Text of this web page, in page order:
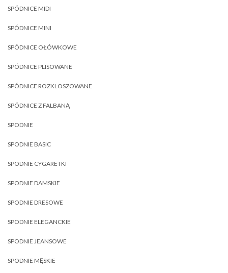
SPÓDNICE MIDI
SPÓDNICE MINI
SPÓDNICE OŁÓWKOWE
SPÓDNICE PLISOWANE
SPÓDNICE ROZKLOSZOWANE
SPÓDNICE Z FALBANĄ
SPODNIE
SPODNIE BASIC
SPODNIE CYGARETKI
SPODNIE DAMSKIE
SPODNIE DRESOWE
SPODNIE ELEGANCKIE
SPODNIE JEANSOWE
SPODNIE MĘSKIE